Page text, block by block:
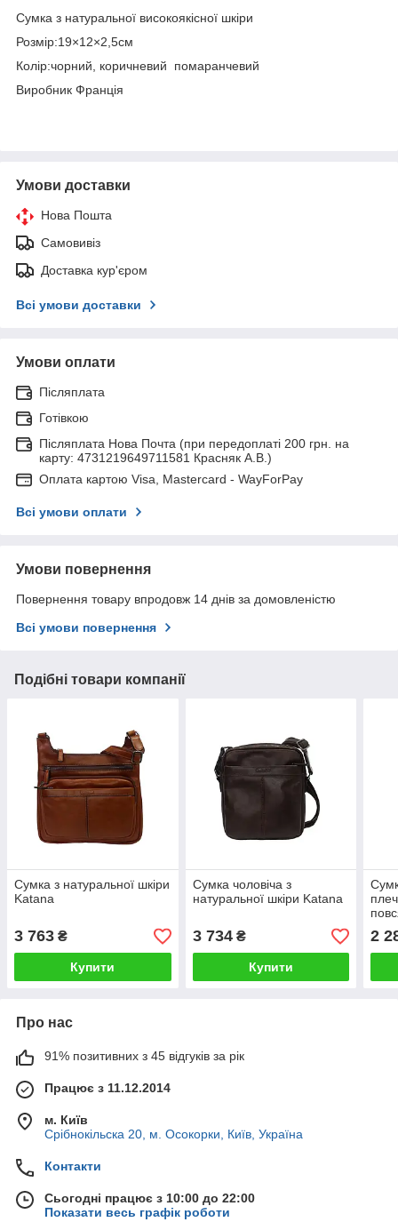
Сумка з натуральної високоякісної шкіри
Розмір:19×12×2,5см
Колір:чорний, коричневий помаранчевий
Виробник Франція
Умови доставки
Нова Пошта
Самовивіз
Доставка кур'єром
Всі умови доставки
Умови оплати
Післяплата
Готівкою
Післяплата Нова Почта (при передоплаті 200 грн. на
карту: 4731219649711581 Красняк А.В.)
Оплата картою Visa, Mastercard - WayForPay
Всі умови оплати
Умови повернення
Повернення товару впродовж 14 днів за домовленістю
Всі умови повернення
Подібні товари компанії
Сумка з натуральної шкіри
Katana
3 763 ₴
Купити
Сумка чоловіча з
натуральної шкіри Katana
3 734₴
Купити
2
Про нас
91% позитивних з 45 відгуків за рік
Працює з 11.12.2014
м. Київ
Срібнокільска 20, м. Осокорки, Київ, Україна
Контакти
Сьогодні працює з 10:00 до 22:00
Показати весь графік роботи